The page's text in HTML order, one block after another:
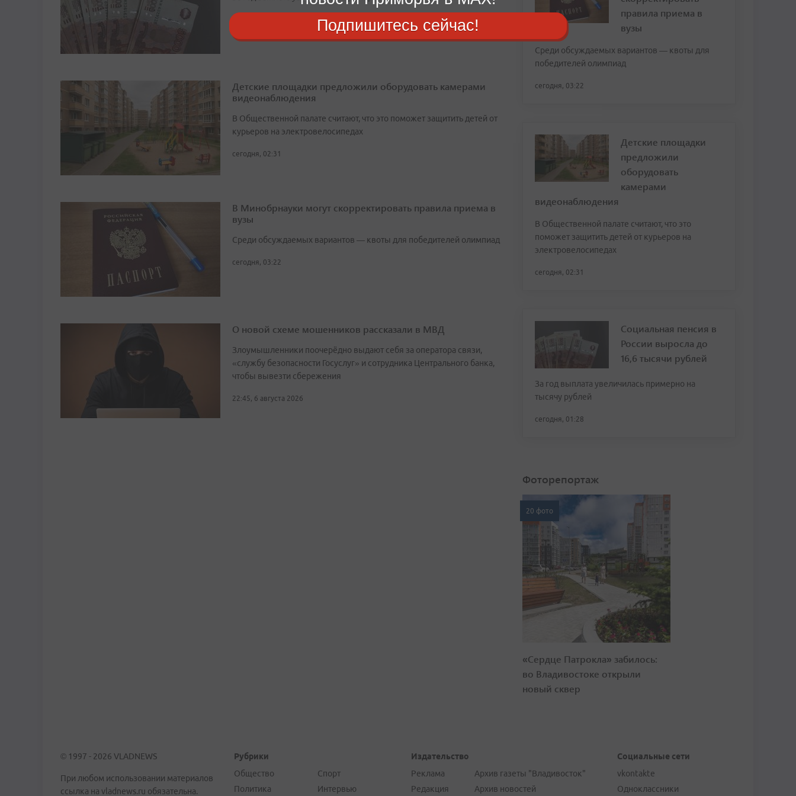
Детские площадки предложили оборудовать камерами
видеонаблюдения
В Общественной палате считают, что это поможет защитить детей от
курьеров на электровелосипедах
сегодня, 02:31
В Минобрнауки могут скорректировать правила приема в
вузы
Среди обсуждаемых вариантов — квоты для победителей олимпиад
сегодня, 03:22
О новой схеме мошенников рассказали в МВД
Злоумышленники поочерёдно выдают себя за оператора связи,
«службу безопасности Госуслуг» и сотрудника Центрального банка,
чтобы вывезти сбережения
22:45, 6 августа 2026
правила приема в
вузы
Среди обсуждаемых вариантов — квоты для
победителей олимпиад
сегодня, 03:22
Детские площадки
предложили
оборудовать
камерами
видеонаблюдения
В Общественной палате считают, что это
поможет защитить детей от курьеров на
электровелосипедах
сегодня, 02:31
Социальная пенсия в
России выросла до
16,6 тысячи рублей
За год выплата увеличилась примерно на
тысячу рублей
сегодня, 01:28
Фоторепортаж
20 фото
«Сердце Патрокла» забилось:
во Владивостоке открыли
новый сквер
© 1997 - 2026 VLADNEWS
При любом использовании материалов
ссылка на vladnews.ru обязательна.
Рубрики
Общество
Политика
Спорт
Интервью
Издательство
Реклама
Редакция
Архив газеты "Владивосток"
Архив новостей
Социальные сети
vkontakte
Одноклассники
Подпишитесь сейчас!